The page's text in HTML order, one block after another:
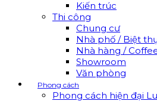
Kiến trúc
Thi công
Chung cư
Nhà phố / Biệt
Nhà hàng /
Showroom
Văn phòng
Phong cách
Phong cách hiện đại